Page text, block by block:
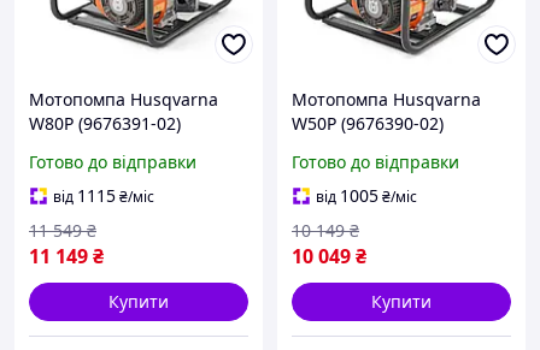
Мотопомпа Husqvarna
W80P (9676391-02)
Готово до відправки
від 1115₴/міс
11 149₴
11 549 ₴
Купити
Мотопомпа Husqvarna
W50P (9676390-02)
Готово до відправки
від 1005₴/міс
10 049₴
10 149 ₴
Купити